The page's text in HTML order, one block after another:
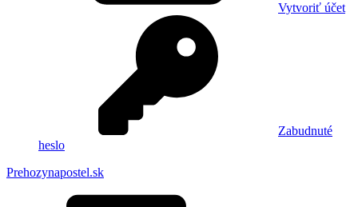
Vytvoriť účet
Zabudnuté
heslo
Prehozynapostel.sk